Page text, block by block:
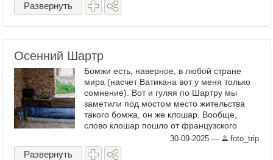
Развернуть
Осенний Шартр
Бомжи есть, наверное, в любой стране
мира (насчет Ватикана вот у меня только
сомнение). Вот и гуляя по Шартру мы
заметили под мостом место жительства
такого бомжа, он же клошар. Вообще,
слово клошар пошло от французского
“cloch”, что значит “колокол”. Под бой
церковных колоколов к храмам ...
30-09-2025 — foto_trip
Развернуть